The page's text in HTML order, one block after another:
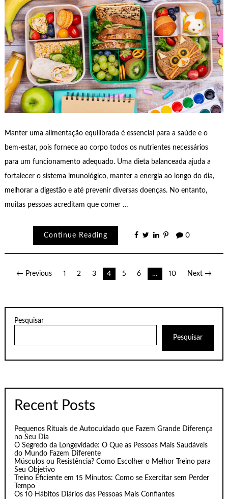
Manter uma alimentação equilibrada é essencial para a saúde e o
bem-estar, pois fornece ao corpo todos os nutrientes necessários
para um funcionamento adequado. Uma dieta balanceada ajuda a
fortalecer o sistema imunológico, manter a energia ao longo do dia,
melhorar a digestão e até prevenir diversas doenças. No entanto,
muitas pessoas acreditam que comer …
Continue Reading 0
Paginação
posts
← Previous 1 2 3 4 5 6 … 10 Next →
Pesquisar
Pesquisar
Recent Posts
Pequenos Rituais de Autocuidado que Fazem Grande Diferença
no Seu Dia
O Segredo da Longevidade: O Que as Pessoas Mais Saudáveis
do Mundo Fazem Diferente
Músculos ou Resistência? Como Escolher o Melhor Treino para
Seu Objetivo
Treino Eficiente em 15 Minutos: Como se Exercitar sem Perder
Tempo
Os 10 Hábitos Diários das Pessoas Mais Confiantes